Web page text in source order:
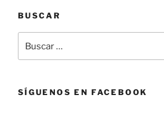
BUSCAR
por:
SÍGUENOS EN FACEBOOK